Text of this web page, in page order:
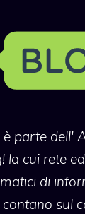
è parte dell'
la cui rete
di
sul